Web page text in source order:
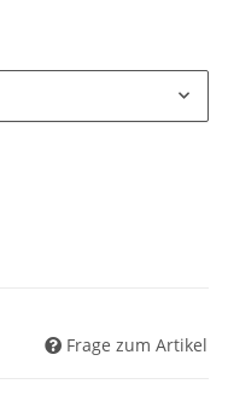
Frage zum Artikel